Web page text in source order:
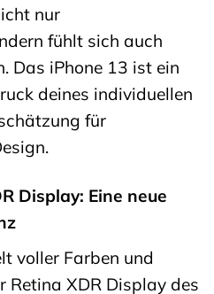
nur
fühlt sich auch
Das iPhone 13 ist ein
deines individuellen
für
Display: Eine neue
voller Farben und
Retina XDR Display des